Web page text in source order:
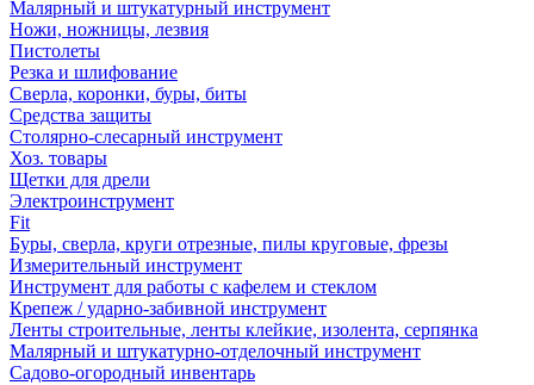
Малярный и штукатурный инструмент
Ножи, ножницы, лезвия
Пистолеты
Резка и шлифование
Сверла, коронки, буры, биты
Средства защиты
Столярно-слесарный инструмент
Хоз. товары
Щетки для дрели
Электроинструмент
Fit
Буры, сверла, круги отрезные, пилы круговые, фрезы
Измерительный инструмент
Инструмент для работы с кафелем и стеклом
Крепеж / ударно-забивной инструмент
Ленты строительные, ленты клейкие, изолента, серпянка
Малярный и штукатурно-отделочный инструмент
Садово-огородный инвентарь